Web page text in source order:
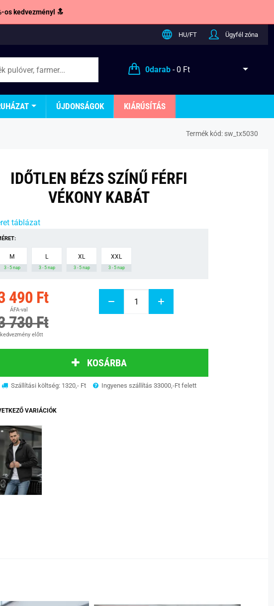
os kedvezményl 🔝
HU/FT Ügyfél zóna
0darab- 0 Ft
ÚJDONSÁGOK KIÁRÚSÍTÁS
Termék kód: sw_tx5030
IDŐTLEN BÉZS SZÍNŰ FÉRFI
VÉKONY KABÁT
táblázat
M
3 - 5 nap
L
3 - 5 nap
XL
3 - 5 nap
XXL
3 - 5 nap
490 Ft
ÁFA-val
730 Ft
előtt
KOSÁRBA
Szállítási költség: 1320,- Ft Ingyenes szállítás 33000,-Ft felett
VARIÁCIÓK